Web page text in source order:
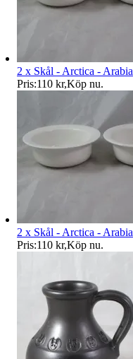
2 x Skål - Arctica - Arabia
Pris:110 kr,Köp nu.
2 x Skål - Arctica - Arabia
Pris:110 kr,Köp nu.